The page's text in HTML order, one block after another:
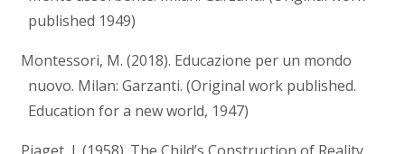
published 1949)
Montessori, M. (2018). Educazione per un mondo
nuovo. Milan: Garzanti. (Original work published.
Education for a new world, 1947)